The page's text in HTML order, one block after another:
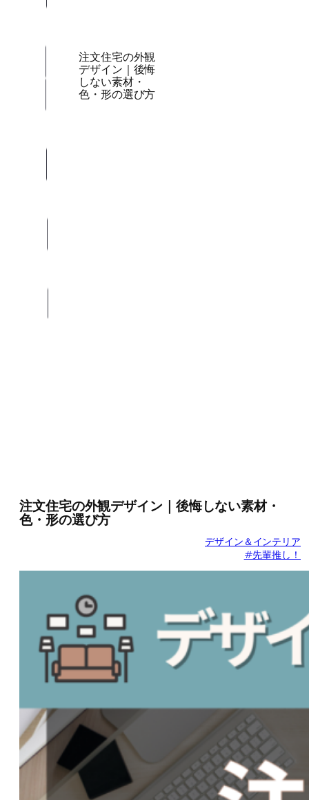
注文住宅の外観
デザイン｜後悔
しない素材・
色・形の選び方
注文住宅の外観デザイン｜後悔しない素材・
色・形の選び方
デザイン＆インテリア
#先輩推し！